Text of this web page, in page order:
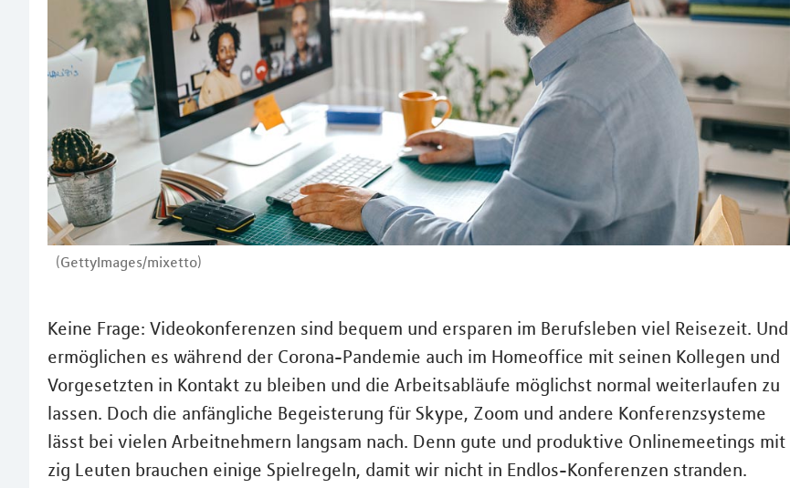
(GettyImages/mixetto)
Keine Frage: Videokonferenzen sind bequem und ersparen im Berufsleben viel Reisezeit. Und
ermöglichen es während der Corona-Pandemie auch im Homeoffice mit seinen Kollegen und
Vorgesetzten in Kontakt zu bleiben und die Arbeitsabläufe möglichst normal weiterlaufen zu
lassen. Doch die anfängliche Begeisterung für Skype, Zoom und andere Konferenzsysteme
lässt bei vielen Arbeitnehmern langsam nach. Denn gute und produktive Onlinemeetings mit
zig Leuten brauchen einige Spielregeln, damit wir nicht in Endlos-Konferenzen stranden.